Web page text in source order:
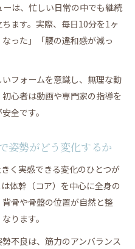
は、忙しい日常の中でも継続
ます。実際、毎日10分を1ヶ
った」「腰の違和感が減っ
フォームを意識し、無理な動
心者は動画や専門家の指導を
全です。
姿勢がどう変化するか
く実感できる変化のひとつが
体幹（コア）を中心に全身の
骨や骨盤の位置が自然と整
ります。
不良は、筋力のアンバランス